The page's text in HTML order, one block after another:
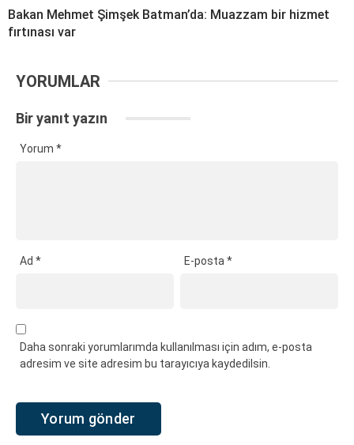
Bakan Mehmet Şimşek Batman’da: Muazzam bir hizmet
fırtınası var
YORUMLAR
Bir yanıt yazın
Yorum *
Ad * E-posta*
Daha sonraki yorumlarımda kullanılması için adım, e-posta
adresim ve site adresim bu tarayıcıya kaydedilsin.